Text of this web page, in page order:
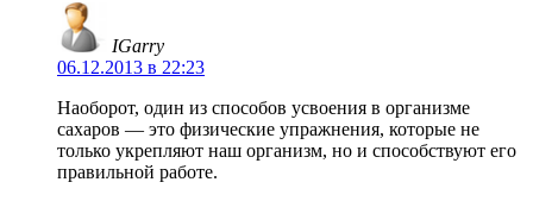
IGarry
06.12.2013 в 22:23
Наоборот, один из способов усвоения в организме
сахаров — это физические упражнения, которые не
только укрепляют наш организм, но и способствуют его
правильной работе.